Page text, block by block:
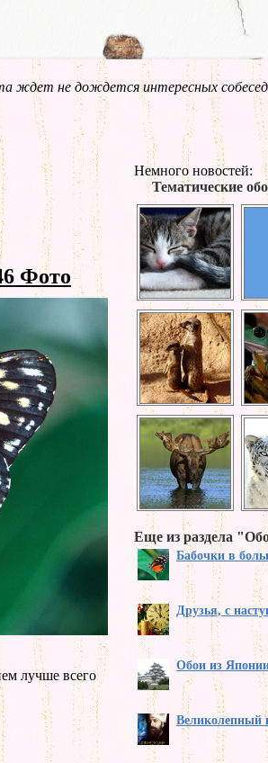
ждет не дождется интересных
Фото
лучше всего
Немного новостей:
Тематические
Еще из раздела
Бабочки в
Друзья, с
Обои из
Великолепный